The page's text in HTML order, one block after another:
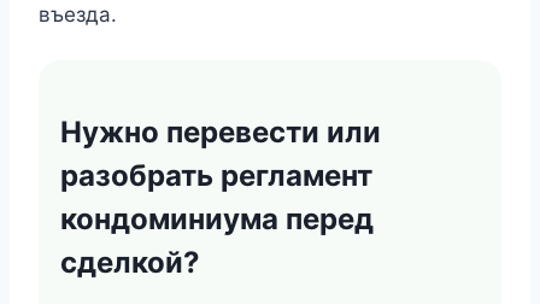
въезда.
Нужно перевести или
разобрать регламент
кондоминиума перед
сделкой?